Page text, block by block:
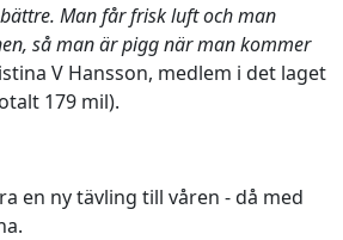
Man får frisk luft och man
så man är pigg när man kommer
V Hansson, medlem i det laget
179 mil).
en ny tävling till våren - då med